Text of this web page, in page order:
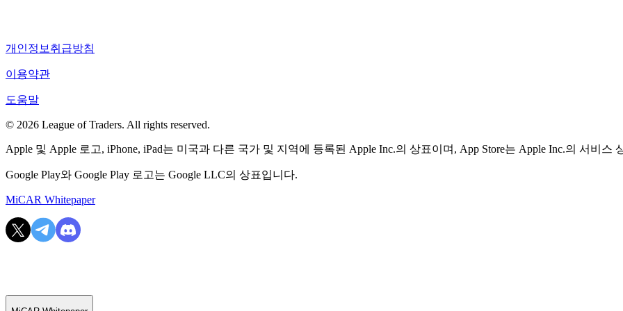
개인정보취급방침
이용약관
도움말
© 2026 League of Traders. All rights reserved.
Apple 및 Apple 로고, iPhone, iPad는 미국과 다른 국가 및 지역에 등록된 Apple Inc.의 상표이며, App Store는 Apple Inc.의 서비스
Google Play와 Google Play 로고는 Google LLC의 상표입니다.
MiCAR Whitepaper